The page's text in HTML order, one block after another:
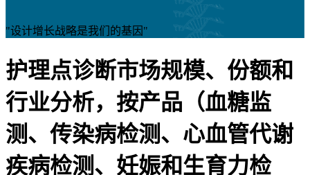
"设计增长战略是我们的基因"
护理点诊断市场规模、份额和
行业分析，按产品（血糖监
测、传染病检测、心血管代谢
疾病检测、妊娠和生育力检